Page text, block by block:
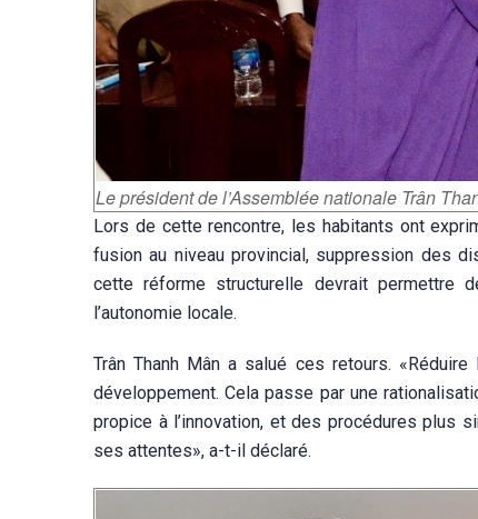
Le président de l’Assemblée nationale Trân
Lors de cette rencontre, les habitants ont
fusion au niveau provincial, suppression des
cette réforme structurelle devrait permettre
l’autonomie locale.
Trân Thanh Mân a salué ces retours.
développement. Cela passe par une
propice à l’innovation, et des procédures plus
ses attentes», a-t-il déclaré.